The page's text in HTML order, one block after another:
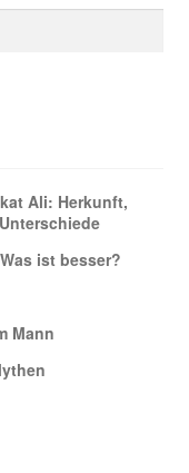
Ali: Herkunft,
ist besser?
Mann